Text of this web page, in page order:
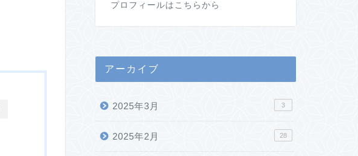
プロフィールはこちらから
アーカイブ
2025年3月 3
2025年2月 28